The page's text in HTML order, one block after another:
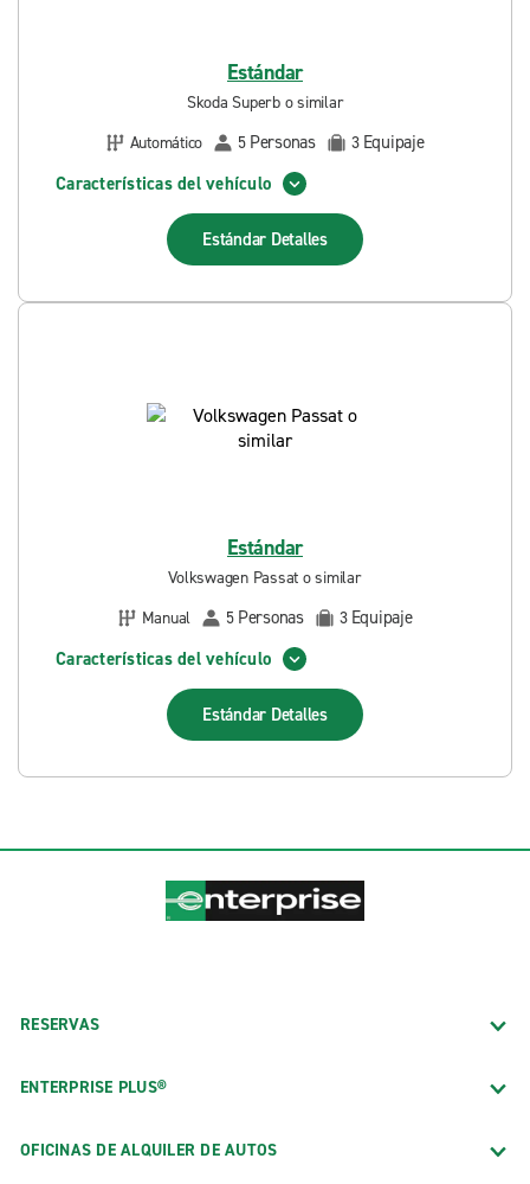
Estándar
Skoda Superb o similar
Automático
5 Personas 3 Equipaje
Características del vehículo
Estándar Detalles
Estándar
Volkswagen Passat o similar
Manual
5 Personas 3 Equipaje
Características del vehículo
Estándar Detalles
RESERVAS
ENTERPRISE PLUS®
OFICINAS DE ALQUILER DE AUTOS